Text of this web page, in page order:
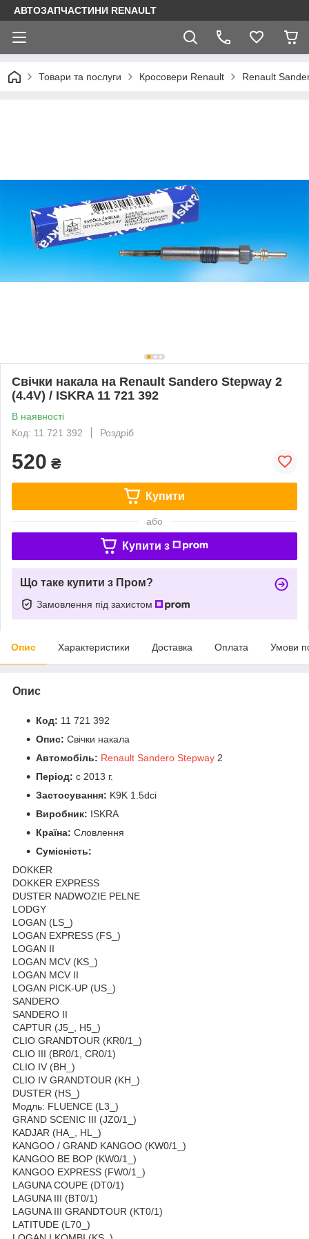
АВТОЗАПЧАСТИНИ RENAULT
Товари та послуги Кросовери Renault Renault
Свічки накала на Renault Sandero Stepway 2
(4.4V) / ISKRA 11 721 392
В наявності
Код: 11 721 392
Роздріб
520 ₴
Купити
або
Купити з
Що таке купити з Пром?
Замовлення під захистом
Опис Характеристики Доставка Оплата Умови
Опис
Код: 11 721 392
Опис: Свічки накала
Автомобіль: Renault Sandero Stepway 2
Період: c 2013 г.
Застосування: K9K 1.5dci
Виробник: ISKRA
Країна: Словлення
Сумісність:
DOKKER
DOKKER EXPRESS
DUSTER NADWOZIE PELNE
LODGY
LOGAN (LS_)
LOGAN EXPRESS (FS_)
LOGAN II
LOGAN MCV (KS_)
LOGAN MCV II
LOGAN PICK-UP (US_)
SANDERO
SANDERO II
CAPTUR (J5_, H5_)
CLIO GRANDTOUR (KR0/1_)
CLIO III (BR0/1, CR0/1)
CLIO IV (BH_)
CLIO IV GRANDTOUR (KH_)
DUSTER (HS_)
Модль: FLUENCE (L3_)
GRAND SCENIC III (JZ0/1_)
KADJAR (HA_, HL_)
KANGOO / GRAND KANGOO (KW0/1_)
KANGOO BE BOP (KW0/1_)
KANGOO EXPRESS (FW0/1_)
LAGUNA COUPE (DT0/1)
LAGUNA III (BT0/1)
LAGUNA III GRANDTOUR (KT0/1)
LATITUDE (L70_)